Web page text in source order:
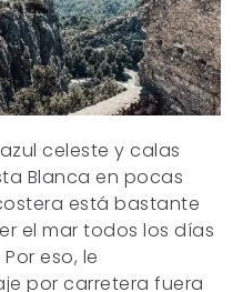
celeste y calas
Blanca en pocas
está bastante
el mar todos los días
eso, le
por carretera fuera